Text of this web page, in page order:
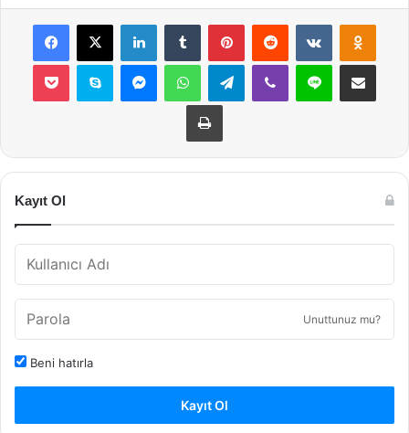
Facebook
X LinkedInTumblr PinterestReddit VKontakte
Pocket Skype MessengerWhatsAppTelegramViber Line E-Posta ile
Yazdır
Kayıt Ol
Unuttunuz mu?
Beni hatırla
Kayıt Ol